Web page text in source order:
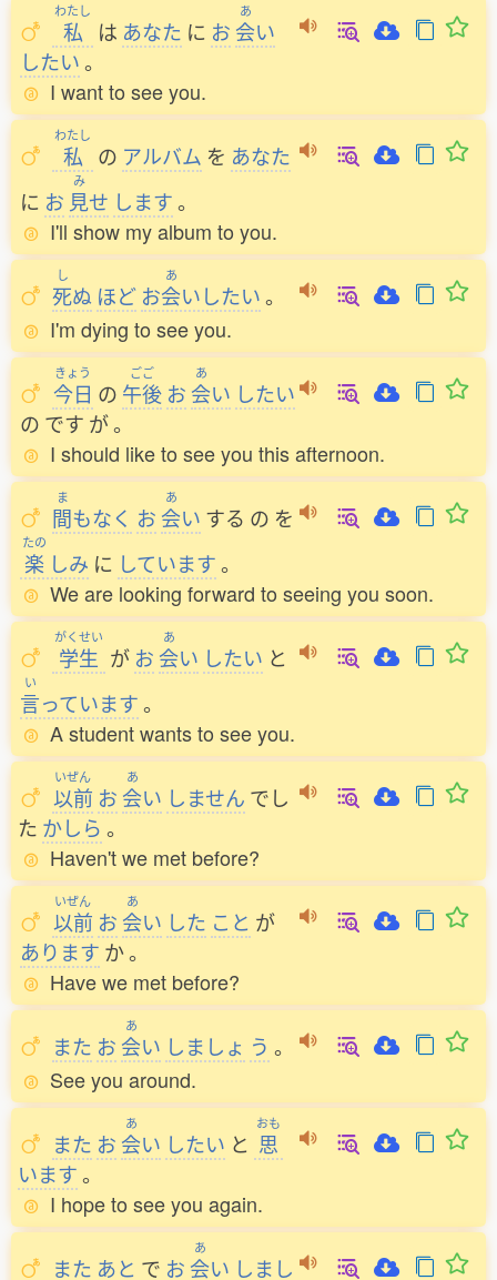
わたし
私 は あなた に お
あ
会い
したい。
I want to see you.
わたし
私 の アルバム を あなた
に お
み
見せ します。
I'll show my album to you.
し
死ぬ ほど お
あ
会いしたい。
I'm dying to see you.
きょう
今日 の
ごご
午後 お
あ
会い したい
の です が。
I should like to see you this afternoon.
ま
間もなく お
あ
会い する の を
たの
楽 しみ に しています。
We are looking forward to seeing you soon.
がくせい
学生 が お
あ
会い したい と
い
言っています。
A student wants to see you.
いぜん
以前 お
あ
会い しません でし
た かしら 。
Haven't we met before?
いぜん
以前 お
あ
会い した こと が
あります か。
Have we met before?
また お
あ
会い しましょ う 。
See you around.
また お
あ
会い したい と
おも
思
います。
I hope to see you again.
また あと で お
あ
会い しまし